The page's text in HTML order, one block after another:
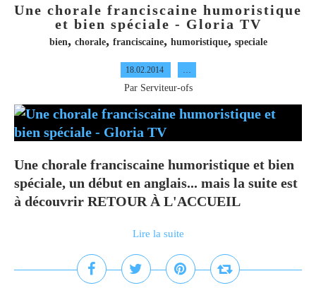
Une chorale franciscaine humoristique
et bien spéciale - Gloria TV
bien, chorale, franciscaine, humoristique, speciale
18.02.2014 …
Par Serviteur-ofs
Une chorale franciscaine humoristique et bien
spéciale, un début en anglais... mais la suite est
à découvrir RETOUR À L'ACCUEIL
Lire la suite